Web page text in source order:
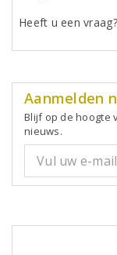
Heeft u een
Aanmelden
Blijf op de hoogte
nieuws.